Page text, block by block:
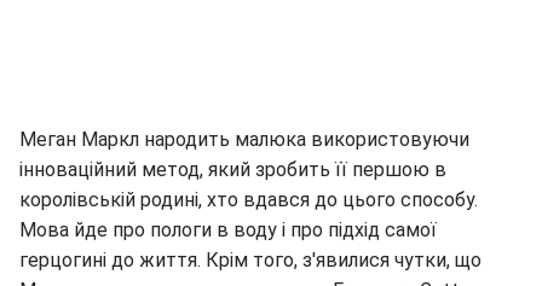
Меган Маркл народить малюка використовуючи
інноваційний метод, який зробить її першою в
королівській родині, хто вдався до цього способу.
Мова йде про пологи в воду і про підхід самої
герцогині до життя. Крім того, з'явилися чутки, що